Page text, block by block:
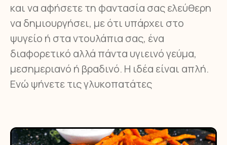
και να αφήσετε τη φαντασία σας ελεύθερη
να δημιουργήσει, με ότι υπάρχει στο
ψυγείο ή στα ντουλάπια σας, ένα
διαφορετικό αλλά πάντα υγιεινό γεύμα,
μεσημεριανό ή βραδινό. Η ιδέα είναι απλή.
Ενώ ψήνετε τις γλυκοπατάτες